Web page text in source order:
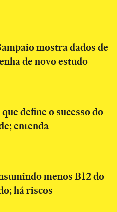
mostra dados de
de novo estudo
define o sucesso do
entenda
menos B12 do
há riscos